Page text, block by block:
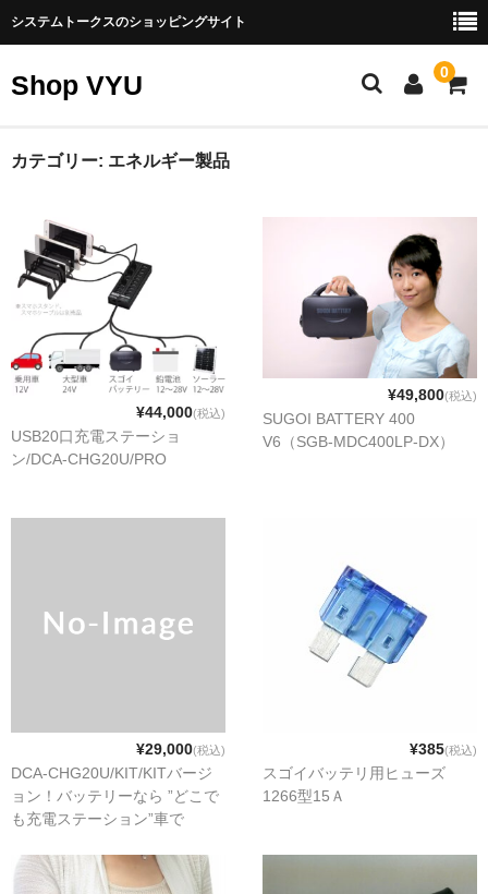
システムトークスのショッピングサイト
Shop VYU 0
製品カテゴリー
スゴイバッテリー
ナノ発電所
ソーラーパネル（太陽光発電）
その他エネルギー製品
パソコン周辺機器
その他周辺機器製品
放射線測定器
ご利用案内
カテゴリー: エネルギー製品
¥44,000(税込)
USB20口充電ステーショ
ン/DCA-CHG20U/PRO
¥49,800(税込)
SUGOI BATTERY 400
V6（SGB-MDC400LP-DX）
¥29,000(税込)
DCA-CHG20U/KIT/KITバージ
ョン！バッテリーなら ”どこで
も充電ステーション”車で
¥385(税込)
スゴイバッテリ用ヒューズ
1266型15Ａ